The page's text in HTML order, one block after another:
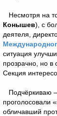
Несмотря на
Конышев), с
деятеля,
ситуация
прозрачно, но
Секция
Подчёркиваю
проголосовали
обличавший